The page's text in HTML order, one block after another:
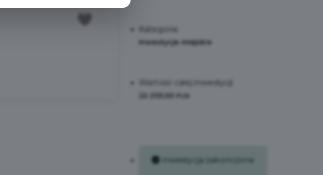
Kategoria:
Inwestycje miejskie
Wartość całej inwestycji:
22 253,00
Inwestycja zakończona